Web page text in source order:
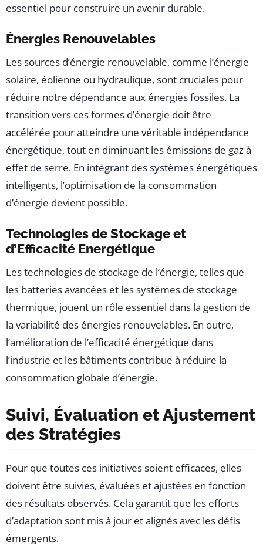
essentiel pour construire un avenir durable.
Énergies Renouvelables
Les sources d’énergie renouvelable, comme l’énergie
solaire, éolienne ou hydraulique, sont cruciales pour
réduire notre dépendance aux énergies fossiles. La
transition vers ces formes d’énergie doit être
accélérée pour atteindre une véritable indépendance
énergétique, tout en diminuant les émissions de gaz à
effet de serre. En intégrant des systèmes énergétiques
intelligents, l’optimisation de la consommation
d’énergie devient possible.
Technologies de Stockage et
d’Efficacité Energétique
Les technologies de stockage de l’énergie, telles que
les batteries avancées et les systèmes de stockage
thermique, jouent un rôle essentiel dans la gestion de
la variabilité des énergies renouvelables. En outre,
l’amélioration de l’efficacité énergétique dans
l’industrie et les bâtiments contribue à réduire la
consommation globale d’énergie.
Suivi, Évaluation et Ajustement
des Stratégies
Pour que toutes ces initiatives soient efficaces, elles
doivent être suivies, évaluées et ajustées en fonction
des résultats observés. Cela garantit que les efforts
d’adaptation sont mis à jour et alignés avec les défis
émergents.